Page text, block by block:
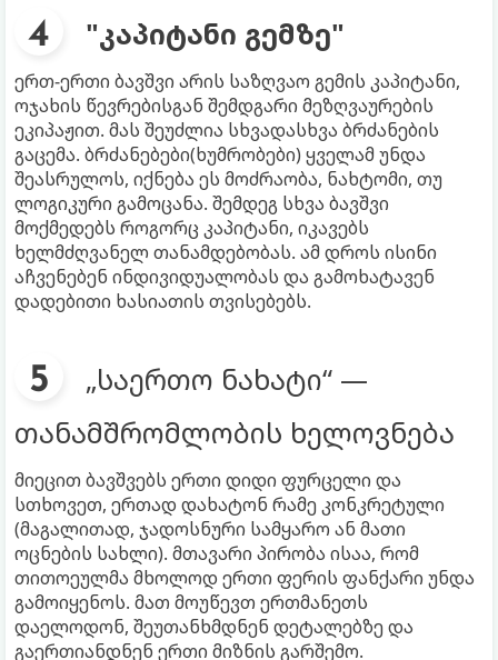
"კაპიტანი გემზე"
ერთ-ერთი ბავშვი არის საზღვაო გემის კაპიტანი,
ოჯახის წევრებისგან შემდგარი მეზღვაურების
ეკიპაჟით. მას შეუძლია სხვადასხვა ბრძანების
გაცემა. ბრძანებები(ხუმრობები) ყველამ უნდა
შეასრულოს, იქნება ეს მოძრაობა, ნახტომი, თუ
ლოგიკური გამოცანა. შემდეგ სხვა ბავშვი
მოქმედებს როგორც კაპიტანი, იკავებს
ხელმძღვანელ თანამდებობას. ამ დროს ისინი
აჩვენებენ ინდივიდუალობას და გამოხატავენ
დადებითი ხასიათის თვისებებს.
„საერთო ნახატი“ —
თანამშრომლობის ხელოვნება
მიეცით ბავშვებს ერთი დიდი ფურცელი და
სთხოვეთ, ერთად დახატონ რამე კონკრეტული
(მაგალითად, ჯადოსნური სამყარო ან მათი
ოცნების სახლი). მთავარი პირობა ისაა, რომ
თითოეულმა მხოლოდ ერთი ფერის ფანქარი უნდა
გამოიყენოს. მათ მოუწევთ ერთმანეთს
დაელოდონ, შეუთანხმდნენ დეტალებზე და
გაერთიანდნენ ერთი მიზნის გარშემო.